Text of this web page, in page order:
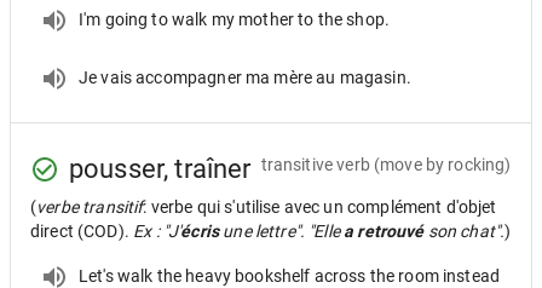
I'm going to walk my mother to the shop.
Je vais accompagner ma mère au magasin.
pousser, traîner transitive verb (move by rocking)
(verbe transitif: verbe qui s'utilise avec un complément d'objet
direct (COD). Ex : "J'écrisune lettre". "Ellea retrouvéson chat".)
Let's walk the heavy bookshelf across the room instead